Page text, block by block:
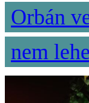
Orbán
nem